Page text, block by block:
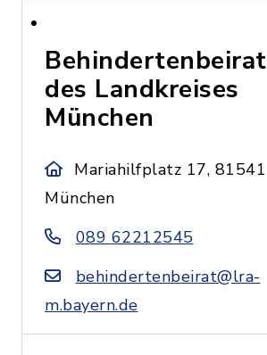
Behindertenbeirat
des Landkreises
München
Mariahilfplatz 17, 81541
München
089 62212545
behindertenbeirat@lra-
m.bayern.de